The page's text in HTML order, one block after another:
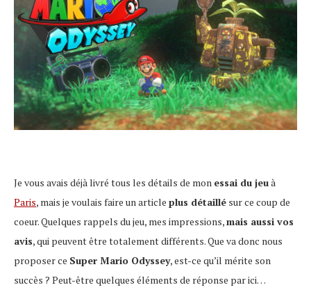
Je vous avais déjà livré tous les détails de mon essai du jeuà
Paris, mais je voulais faire un article plus détaillé sur ce coup de
coeur. Quelques rappels du jeu, mes impressions,mais aussi vos
avis, qui peuvent être totalement différents. Que va donc nous
proposer ce Super Mario Odyssey, est-ce qu’il mérite son
succès ? Peut-être quelques éléments de réponse par ici…